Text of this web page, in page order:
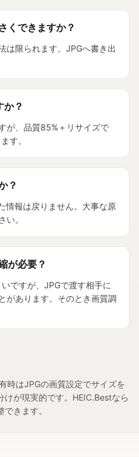
くできますか？
は限られます。JPGへ書き出
か？
が、品質85%＋リサイズで
す。
？
情報は戻りません。大事な原
い。
が必要？
ですが、JPGで渡す相手に
があります。そのとき画質調
時はJPGの画質設定でサイズを
けが現実的です。HEIC.Bestなら
きます。